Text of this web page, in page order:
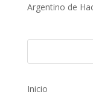
Argentino de
Inicio